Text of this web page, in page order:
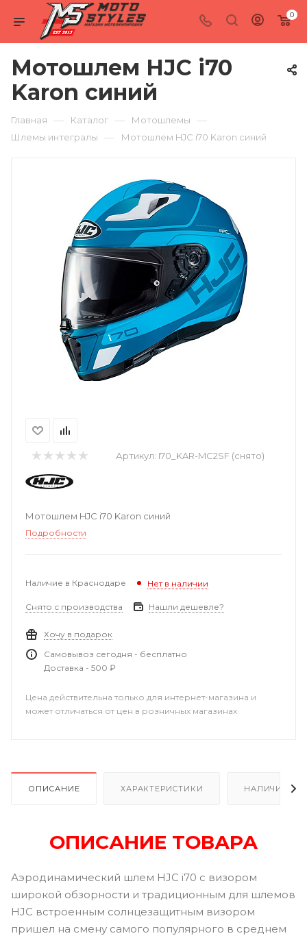
0
Мотошлем HJC i70
Karon синий
Главная — Каталог — Мотошлемы —
Шлемы интегралы — Мотошлем HJC i70 Karon синий
Артикул: I70_KAR-MC2SF (снято)
Мотошлем HJC i70 Karon синий
Подробности
Наличие в Краснодаре Нет в наличии
Снято с производства Нашли дешевле?
Хочу в подарок
Самовывоз сегодня - бесплатно
Доставка - 500 ₽
Цена действительна только для интернет-магазина и
может отличаться от цен в розничных магазинах
ОПИСАНИЕ ХАРАКТЕРИСТИКИ НАЛИЧИЕ В
ОПИСАНИЕ ТОВАРА
Аэродинамический шлем HJC i70 с визором
широкой обзорности и традиционным для шлемов
HJC встроенным солнцезащитным визором
пришел на смену самого популярного в среднем